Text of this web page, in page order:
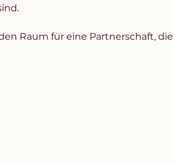
Raum für eine Partnerschaft, die